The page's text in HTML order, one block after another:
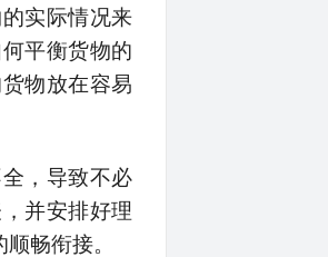
实际情况来
平衡货物的
物放在容易
，导致不必
并安排好理
畅衔接。